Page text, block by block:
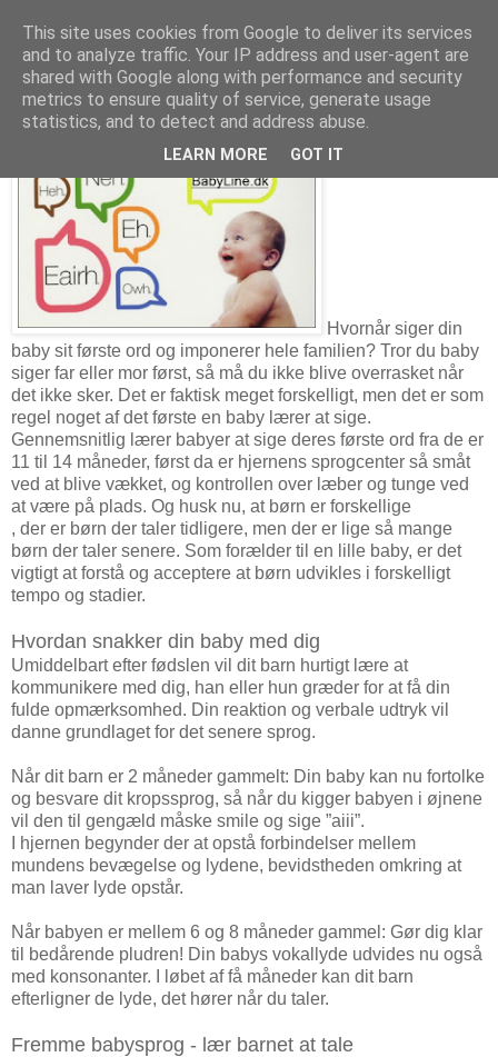
søndag den 12. februar 2012
Babys første ord
Hvornår siger din
baby sit første ord og imponerer hele familien? Tror du baby
siger far eller mor først, så må du ikke blive overrasket når
det ikke sker. Det er faktisk meget forskelligt, men det er som
regel noget af det første en baby lærer at sige.
Gennemsnitlig lærer babyer at sige deres første ord fra de er
11 til 14 måneder, først da er hjernens sprogcenter så småt
ved at blive vækket, og kontrollen over læber og tunge ved
at være på plads. Og husk nu, at børn er forskellige
, der er børn der taler tidligere, men der er lige så mange
børn der taler senere. Som forælder til en lille baby, er det
vigtigt at forstå og acceptere at børn udvikles i forskelligt
tempo og stadier.
Hvordan snakker din baby med dig
Umiddelbart efter fødslen vil dit barn hurtigt lære at
kommunikere med dig, han eller hun græder for at få din
fulde opmærksomhed. Din reaktion og verbale udtryk vil
danne grundlaget for det senere sprog.
Når dit barn er 2 måneder gammelt: Din baby kan nu fortolke
og besvare dit kropssprog, så når du kigger babyen i øjnene
vil den til gengæld måske smile og sige ”aiii”.
I hjernen begynder der at opstå forbindelser mellem
mundens bevægelse og lydene, bevidstheden omkring at
man laver lyde opstår.
Når babyen er mellem 6 og 8 måneder gammel: Gør dig klar
til bedårende pludren! Din babys vokallyde udvides nu også
med konsonanter. I løbet af få måneder kan dit barn
efterligner de lyde, det hører når du taler.
Fremme babysprog - lær barnet at tale
This site uses cookies from Google to deliver its services
and to analyze traffic. Your IP address and user-agent are
shared with Google along with performance and security
metrics to ensure quality of service, generate usage
statistics, and to detect and address abuse.
LEARN MORE GOT IT